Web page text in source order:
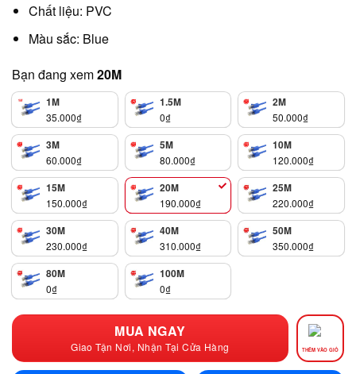
Chất liệu: PVC
Màu sắc: Blue
Bạn đang xem20M
1M
35.000₫
1.5M
0₫
2M
50.000₫
3M
60.000₫
5M
80.000₫
10M
120.000₫
15M
150.000₫
20M
190.000₫
25M
220.000₫
30M
230.000₫
40M
310.000₫
50M
350.000₫
80M
0₫
100M
0₫
MUA NGAY
Giao Tận Nơi, Nhận Tại Cửa Hàng THÊM VÀO GIỎ